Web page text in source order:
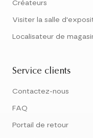
Créateurs
Visiter la salle
Localisateur de
Service clients
Contactez-nous
FAQ
Portail de retour